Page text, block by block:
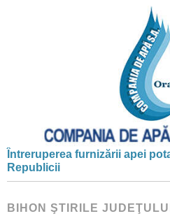
Întreruperea furnizării apei
Republicii
BIHON ŞTIRILE